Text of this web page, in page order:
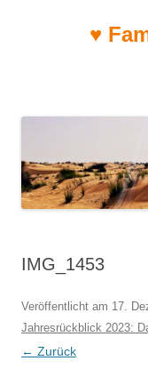
♥
IMG_1453
Veröffentlicht am 17.
Jahresrückblick 2023:
← Zurück